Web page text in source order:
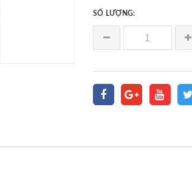
SỐ LƯỢNG: